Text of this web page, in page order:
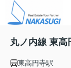
丸ノ内線 東高
東高円寺駅